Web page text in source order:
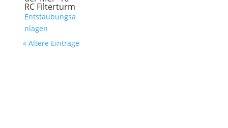
RC Filterturm
Entstaubungsa
nlagen
« Ältere Einträge